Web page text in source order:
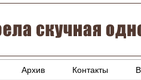
Архив Контакты